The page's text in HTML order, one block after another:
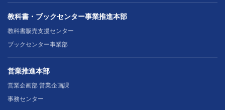
教科書・ブックセンター事業推進本部
教科書販売支援センター
ブックセンター事業部
営業推進本部
営業企画部 営業企画課
事務センター